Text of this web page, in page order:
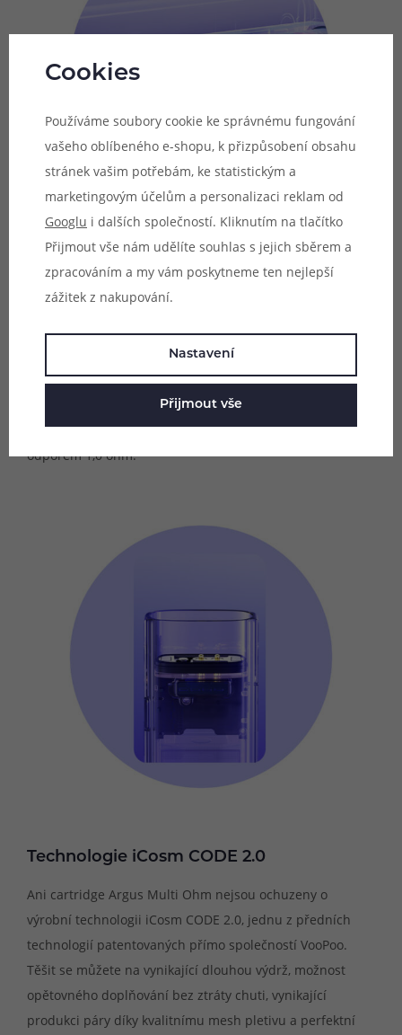
Technologie Multi-Core elektrody
Pro ještě rovnoměrnější náběh žhavení a celkově
optimálnější rychlost při sepnutí žhavení je zařízení
vybaveno přepracovanými kontakty s technologií Multi-
Core elektrod. Kontakty hladce doléhají na Multi-Ohm
cartridge a zajistí pohodlné a bezproblémové žhavení jak
při zvolení odporu 0,7 ohm, tak také při používání s
odporem 1,0 ohm.
Technologie iCosm CODE 2.0
Ani cartridge Argus Multi Ohm nejsou ochuzeny o
výrobní technologii iCosm CODE 2.0, jednu z předních
technologií patentovaných přímo společností VooPoo.
Těšit se můžete na vynikající dlouhou výdrž, možnost
opětovného doplňování bez ztráty chuti, vynikající
produkci páry díky kvalitnímu mesh pletivu a perfektní
Cookies
Používáme soubory cookie ke správnému fungování
vašeho oblíbeného e-shopu, k přizpůsobení obsahu
stránek vašim potřebám, ke statistickým a
marketingovým účelům a personalizaci reklam od
Googlu i dalších společností. Kliknutím na tlačítko
Přijmout vše nám udělíte souhlas s jejich sběrem a
zpracováním a my vám poskytneme ten nejlepší
zážitek z nakupování.
Nastavení
Přijmout vše